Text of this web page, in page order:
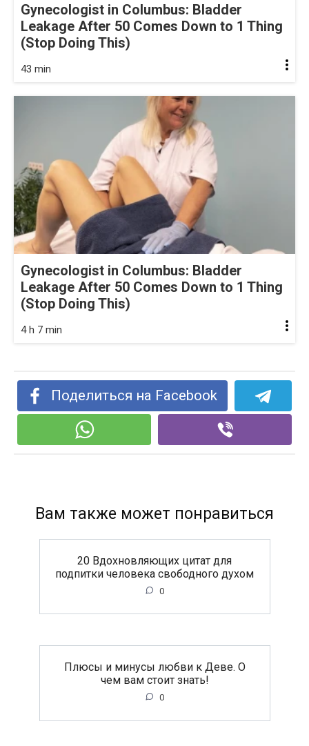
Gynecologist in Columbus: Bladder
Leakage After 50 Comes Down to 1 Thing
(Stop Doing This)
43 min
Gynecologist in Columbus: Bladder
Leakage After 50 Comes Down to 1 Thing
(Stop Doing This)
4 h 7 min
Поделиться на Facebook
Вам также может понравиться
20 Вдохновляющих цитат для
подпитки человека свободного духом
0
Плюсы и минусы любви к Деве. О
чем вам стоит знать!
0